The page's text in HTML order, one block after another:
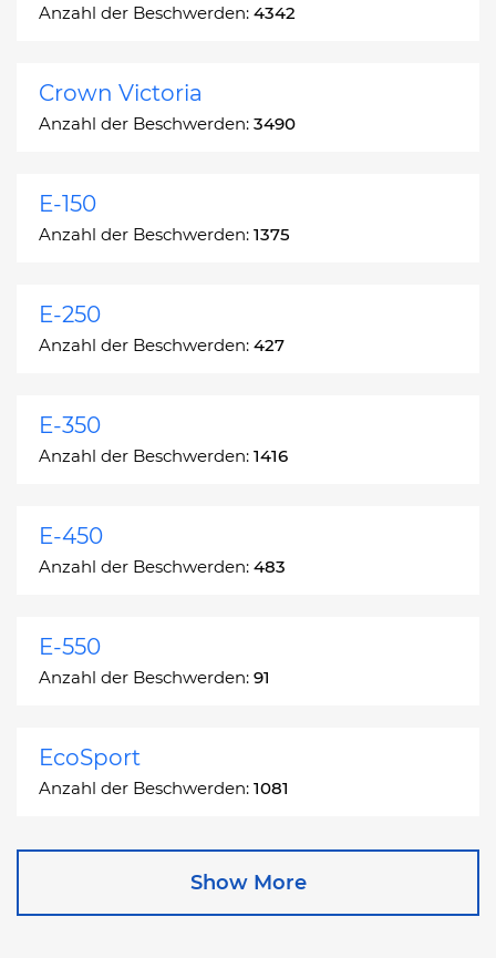
Anzahl der Beschwerden: 4342
Crown Victoria
Anzahl der Beschwerden: 3490
E-150
Anzahl der Beschwerden: 1375
E-250
Anzahl der Beschwerden: 427
E-350
Anzahl der Beschwerden: 1416
E-450
Anzahl der Beschwerden: 483
E-550
Anzahl der Beschwerden: 91
EcoSport
Anzahl der Beschwerden: 1081
Show More